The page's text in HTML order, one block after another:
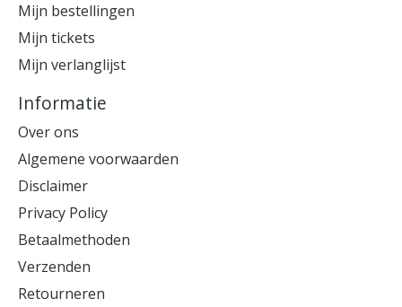
Mijn bestellingen
Mijn tickets
Mijn verlanglijst
Informatie
Over ons
Algemene voorwaarden
Disclaimer
Privacy Policy
Betaalmethoden
Verzenden
Retourneren